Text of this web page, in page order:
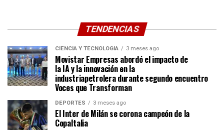
TENDENCIAS
CIENCIA Y TECNOLOGÍA 3 meses ago
Movistar Empresas abordó el impacto de
la IA y la innovación en la
industriapetrolera durante segundo encuentro
Voces que Transforman
DEPORTES 3 meses ago
El Inter de Milán se corona campeón de la
CopaItalia